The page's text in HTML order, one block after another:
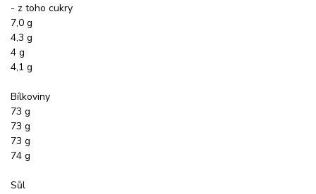
- z toho cukry
7,0 g
4,3 g
4 g
4,1 g
Bílkoviny
73 g
73 g
73 g
74 g
Sůl